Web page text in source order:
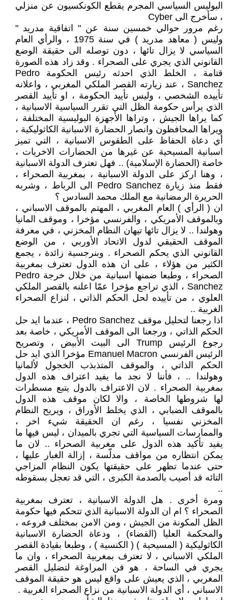
البوليس السياسي المجرم يقطع الكونكسيون عن منزلي
، سأخرج الى Cyber
رغم مرور حوالي خمسين سنة عن " اتفاقية مدريد "
وليس ( معاهد مدريد ) في سنة 1975 ، والرأي العام
السياسي لا يزال تائها ، دون توصله الى حقيقة الوضع
القانوني الذي يجري على الصحراء . وقد زاد هذه الصورة
قتامة ، الخلط الذي احدثه رئيس الحكومة Pedro
Sanchez ، عند زيارته القصر الملكي المغربي ، واعلانه
تأييده الشخصي ، وليس تأييد الحكومة ، او تأييد القصر
الذي يرأس حكومة الظل التي تقرر السياسية الاسبانية ،
كما يراها الجيش ، وتراها الأجهزة البوليسية المختلفة ،
ويراها المحافظون وانصار الحضارة الاسبانية الكاثوليكية ،
أي دعاة الحفاظ على الطقوس الاسبانية ، التي تميز
اسبانية المسيحية عن غيرها من الحضارات الاخريات ،
خاصة (الحضارة الإسلامية) .. فهل تعترف الدولة الاسبانية
، وهنا اركز على الدولة الاسبانية ، بمغربية الصحراء ،
فقط منذ زيارة Pedro Sanchez الى الرباط ، وشربه
الحريرة الرمضانية مع الملك محمد السادس ؟
ان ( الرأي ) العام المغربي ، المهتم بالموقف الاسباني ،
وبالموقف الأمريكي ، والفرنسي مؤخرا ، وموقف المانيا
وهولندا .. لا يزال تائها تيهان النظام المخزني ، في معرفة
الموقف الحقيقي لدول الاتحاد الأوربي ، من الوضع
القانوني الذي يحكم الصحراء . وبنرجسية زائدة ، يجمع
الكثير من هؤلاء ، على ان هذه الدول تعترف بمغربية
الصحراء ، وطبعا ضمنها اسبانية من خلال خرجة Pedro
Sanchez ، الذي تراجع مؤخرا عمّا اعلنه بالقصر الملكي
العلوي ، من تأييده لحل الحكم الذاتي ، لنزاع الصحراء
الغربية ..
اذا رجعنا لتحليل موقف Pedro Sanchez ، عندما ايد حل
الحكم الذاتي ، ورجعنا الى الموقف الأمريكي ، خاصة بعد
رجوع الرئيس Trump الى البيت الأبيض ، وتصريح
الرئيس الفرنسي Emanuel Macron مؤخرا الذي ايد حل
الحكم الذاتي ، والموقف المتذبذب الخجول لألمانيا
وهولندا .. ، فأننا لا نجد ما يفيد اعتراف هذه الدول
بمغربية الصحراء . لان الاعتراف بالدول يتبع مسطرات
لها شروطها الخاصة ، والا لكان موقف هذه الدول
بالموقف الضبابي ، الذي يخلط الأوراق ، ويريح النظام
المخزني نفسيا ، رغم ان الحقيقة شيء اخر ،
والممارسات السياسية التي تجري بالميدان ، ليس فيها ما
يفيد تأكيد هذه الدول على مغربية الصحراء .. لان ما
يمكن انتظاره من مواقف مدلّسة ، إزالة الغبار عليها ،
حتى عندما تظهر على حقيقتها يكون النظام المزاجي
التائه قد أصيب بالصدمة الكبرى ، التي قد تعجل بسقوطه
..
ومرة أخرى . هل الدولة الاسبانية ، تعترف بمغربية
الصحراء ؟ ام ان الدولة الاسبانية الذي تتحكم فيها حكومة
الظل المكونة من الجيش ، ومن الامن بمختلف فروعه ،
والمحكمة العليا (القضاء) ، ودعاة الحضارة الاسبانية
الكاثوليكية ( المسيحية ) ( الكنسية ) ، وطبعا بقيادة القصر
الملكي الاسباني ، لا تعترف بمغربية الصحراء ، وان ما
يجري في الساحة ، هو فن المراوغة لتضليل القصر
المغربي ، الذي يعيش على واقع ليس هو حقيقة الموقف
الاسباني ، أي الدولة الاسبانية من نزاع الصحراء الغربية .